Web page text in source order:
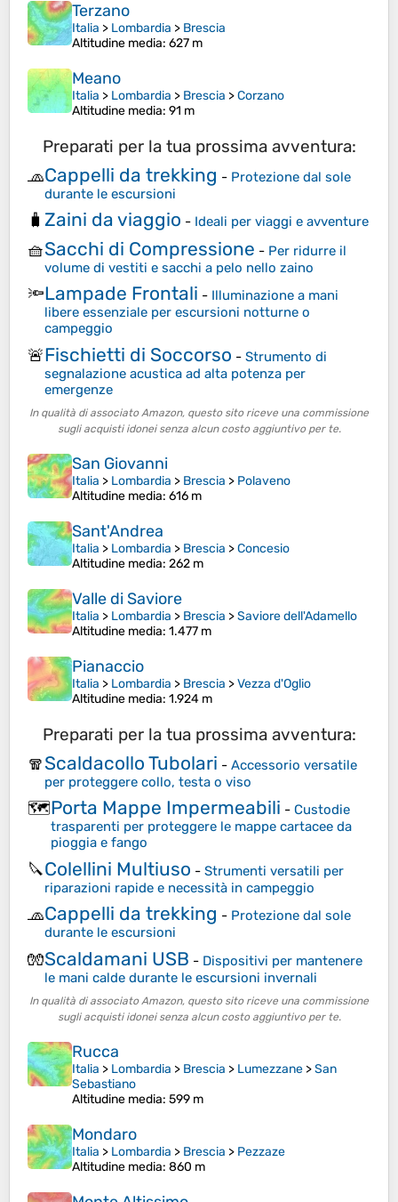
Terzano
Italia > Lombardia > Brescia
Altitudine media: 627 m
Meano
Italia > Lombardia > Brescia >Corzano
Altitudine media: 91 m
Preparati per la tua prossima avventura:
🧢Cappelli da trekking - Protezione dal sole
durante le escursioni
🧳 Zaini da viaggio - Ideali per viaggi e avventure
🧺Sacchi di Compressione - Per ridurre il
volume di vestiti e sacchi a pelo nello zaino
🔦Lampade Frontali - Illuminazione a mani
libere essenziale per escursioni notturne o
campeggio
🚨Fischietti di Soccorso - Strumento di
segnalazione acustica ad alta potenza per
emergenze
In qualità di associato Amazon, questo sito riceve una commissione
sugli acquisti idonei senza alcun costo aggiuntivo per te.
San Giovanni
Italia > Lombardia > Brescia > Polaveno
Altitudine media: 616 m
Sant'Andrea
Italia > Lombardia > Brescia >Concesio
Altitudine media: 262 m
Valle di Saviore
Italia > Lombardia > Brescia >Saviore dell'Adamello
Altitudine media: 1.477 m
Pianaccio
Italia > Lombardia > Brescia >Vezza d'Oglio
Altitudine media: 1.924 m
Preparati per la tua prossima avventura:
🧣Scaldacollo Tubolari - Accessorio versatile
per proteggere collo, testa o viso
🗺️Porta Mappe Impermeabili - Custodie
trasparenti per proteggere le mappe cartacee da
pioggia e fango
🔪Colellini Multiuso - Strumenti versatili per
riparazioni rapide e necessità in campeggio
🧢Cappelli da trekking - Protezione dal sole
durante le escursioni
🧤Scaldamani USB - Dispositivi per mantenere
le mani calde durante le escursioni invernali
In qualità di associato Amazon, questo sito riceve una commissione
sugli acquisti idonei senza alcun costo aggiuntivo per te.
Rucca
Italia > Lombardia > Brescia > Lumezzane >San
Sebastiano
Altitudine media: 599 m
Mondaro
Italia > Lombardia > Brescia > Pezzaze
Altitudine media: 860 m